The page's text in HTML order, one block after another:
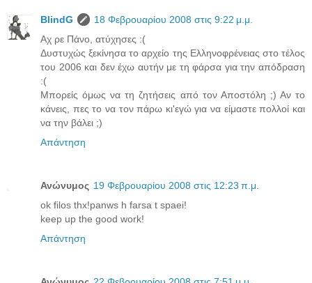
BlindG
18 Φεβρουαρίου 2008 στις 9:22 μ.μ.
Αχ ρε Πάνο, ατύχησες :(
Δυστυχώς ξεκίνησα το αρχείο της Ελληνοφρένειας στο τέλος
του 2006 και δεν έχω αυτήν με τη φάρσα για την απόδραση
:(
Μπορείς όμως να τη ζητήσεις από τον Αποστόλη ;) Αν το
κάνεις, πες το να τον πάρω κι'εγώ για να είμαστε πολλοί και
να την βάλει ;)
Απάντηση
Ανώνυμος 19 Φεβρουαρίου 2008 στις 12:23 π.μ.
ok filos thx!panws h farsa t spaei!
keep up the good work!
Απάντηση